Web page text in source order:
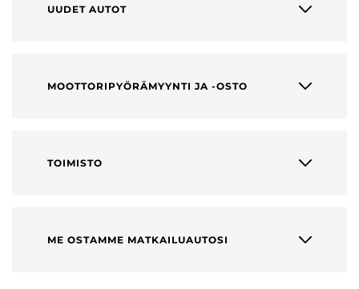
UUDET AUTOT
MOOTTORIPYÖRÄMYYNTI JA -OSTO
TOIMISTO
ME OSTAMME MATKAILUAUTOSI